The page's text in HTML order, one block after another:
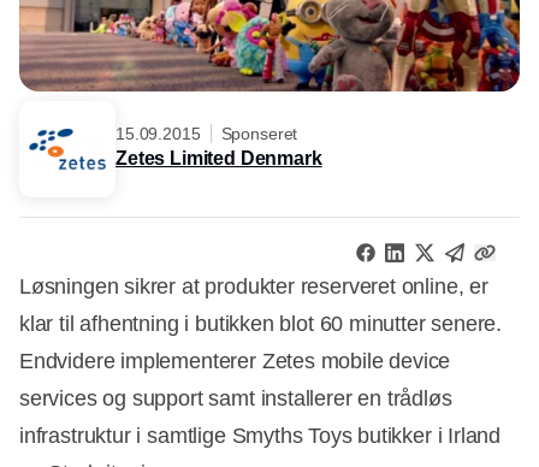
15.09.2015 Sponseret
Zetes Limited Denmark
Løsningen sikrer at produkter reserveret online, er
klar til afhentning i butikken blot 60 minutter senere.
Endvidere implementerer Zetes mobile device
services og support samt installerer en trådløs
infrastruktur i samtlige Smyths Toys butikker i Irland